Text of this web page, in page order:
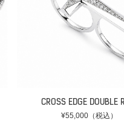
CROSS EDGE DOUBLE
¥55,000（税込）